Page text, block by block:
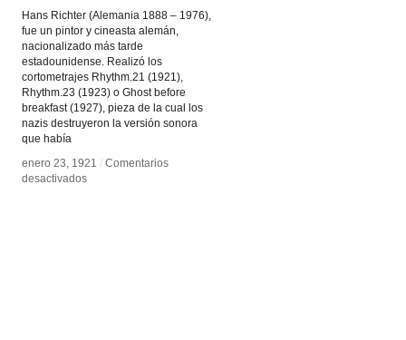
Hans Richter (Alemania 1888 – 1976),
fue un pintor y cineasta alemán,
nacionalizado más tarde
estadounidense. Realizó los
cortometrajes Rhythm.21 (1921),
Rhythm.23 (1923) o Ghost before
breakfast (1927), pieza de la cual los
nazis destruyeron la versión sonora
que había
enero 23, 1921 / Comentarios
desactivadosen
enero 23, 1921 / Comentarios
desactivadosen